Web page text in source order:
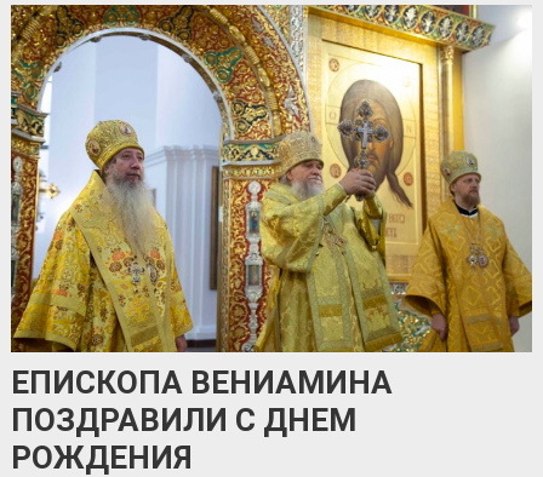
ЕПИСКОПА ВЕНИАМИНА
ПОЗДРАВИЛИ С ДНЕМ
РОЖДЕНИЯ